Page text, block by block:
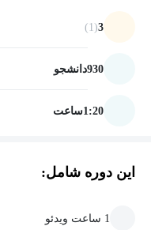
3
(1)
930دانشجو
1:20ساعت
این دوره شامل:
1 ساعت ویدئو